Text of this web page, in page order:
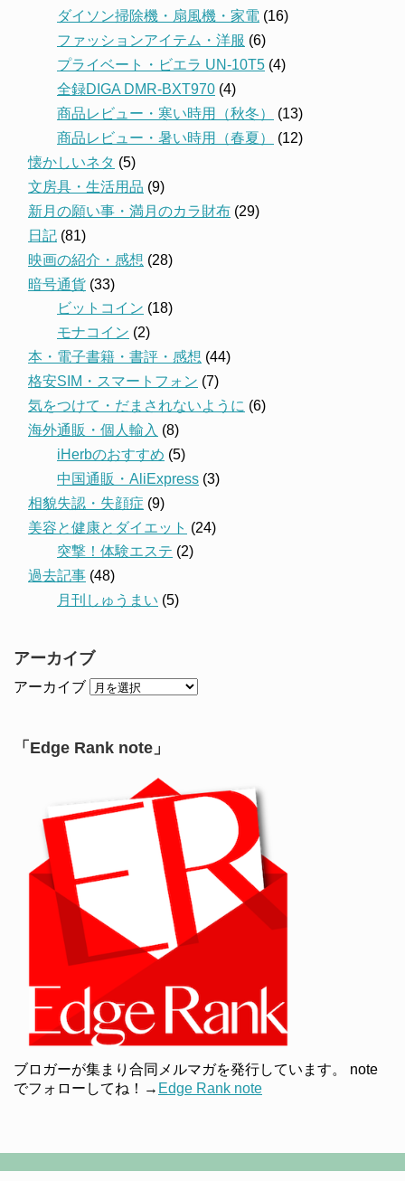
ダイソン掃除機・扇風機・家電 (16)
ファッションアイテム・洋服 (6)
プライベート・ビエラ UN-10T5 (4)
全録DIGA DMR-BXT970 (4)
商品レビュー・寒い時用（秋冬）
(13)
商品レビュー・暑い時用（春夏）
(12)
懐かしいネタ (5)
文房具・生活用品 (9)
新月の願い事・満月のカラ財布 (29)
日記 (81)
映画の紹介・感想 (28)
暗号通貨 (33)
ビットコイン (18)
モナコイン (2)
本・電子書籍・書評・感想 (44)
格安SIM・スマートフォン (7)
気をつけて・だまされないように (6)
海外通販・個人輸入 (8)
iHerbのおすすめ (5)
中国通販・AliExpress (3)
相貌失認・失顔症 (9)
美容と健康とダイエット (24)
突撃！体験エステ (2)
過去記事 (48)
月刊しゅうまい (5)
アーカイブ
アーカイブ
「Edge Rank note」
ブロガーが集まり合同メルマガを発行しています。 note
でフォローしてね！→ Edge Rank note